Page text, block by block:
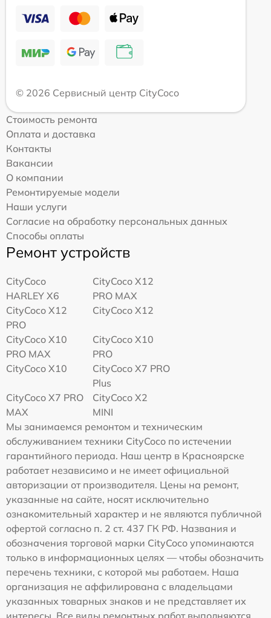
© 2026 Сервисный центр CityCoco
Стоимость ремонта
Оплата и доставка
Контакты
Вакансии
О компании
Ремонтируемые модели
Наши услуги
Согласие на обработку персональных данных
Способы оплаты
Ремонт устройств
CityCoco
HARLEY X6
CityCoco X12
PRO MAX
CityCoco X12
PRO
CityCoco X12
CityCoco X10
PRO MAX
CityCoco X10
PRO
CityCoco X10
CityCoco X7 PRO
Plus
CityCoco X7 PRO
MAX
CityCoco X2
MINI
Мы занимаемся ремонтом и техническим
обслуживанием техники CityCoco по истечении
гарантийного периода. Наш центр в Красноярске
работает независимо и не имеет официальной
авторизации от производителя. Цены на ремонт,
указанные на сайте, носят исключительно
ознакомительный характер и не являются публичной
офертой согласно п. 2 ст. 437 ГК РФ. Названия и
обозначения торговой марки CityCoco упоминаются
только в информационных целях — чтобы обозначить
перечень техники, с которой мы работаем. Наша
организация не аффилирована с владельцами
указанных товарных знаков и не представляет их
интересы. Все виды ремонтных работ выполняются